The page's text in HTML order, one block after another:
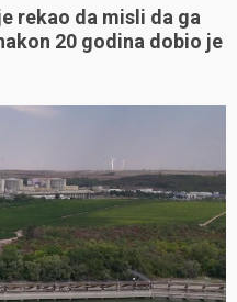
rekao da misli da ga
20 godina dobio je